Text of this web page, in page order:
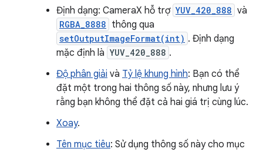
Định dạng: CameraX hỗ trợ YUV_420_888 và
RGBA_8888 thông qua
setOutputImageFormat(int) . Định dạng
mặc định là YUV_420_888 .
Độ phân giải và Tỷ lệ khung hình: Bạn có thể
đặt một trong hai thông số này, nhưng lưu ý
rằng bạn không thể đặt cả hai giá trị cùng lúc.
Xoay.
Tên mục tiêu: Sử dụng thông số này cho mục